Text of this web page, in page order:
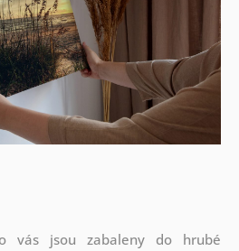
vás jsou zabaleny do hrubé